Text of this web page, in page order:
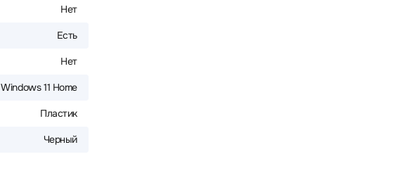
Нет
Есть
Нет
Windows 11 Home
Пластик
Черный